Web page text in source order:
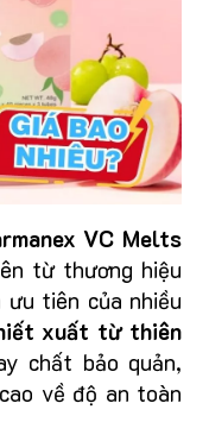
VC Melts
từ thương hiệu
tiên của nhiều
xuất từ thiên
chất bảo quản,
về độ an toàn